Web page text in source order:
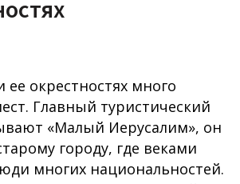
ее окрестностях много
Главный туристический
«Малый Иерусалим», он
городу, где веками
многих национальностей.